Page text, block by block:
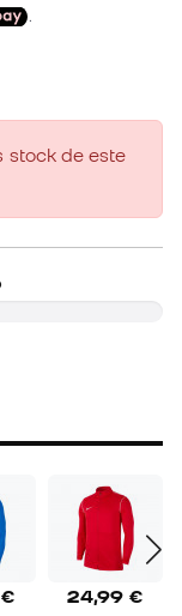
stock de este
24,99 €